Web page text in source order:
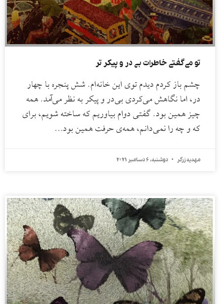
تو می‌گفتی خاطرات بی در و پیکر تر
چشم باز کردم دیدم توی این خانه‌ام. شش پنجره با چهار
در، اما نگاهش می‌کردی بی‌در و پیکر به نظر می‌آمد. همه
چیز همین بود. گفتی دوام بیاوریم که ساخته شویم، برای
که و چه را نمی‌دانم، همه‌ی حرفت همین بود…
مهدیه زرگر دوشنبه، 6 دسامبر 2021